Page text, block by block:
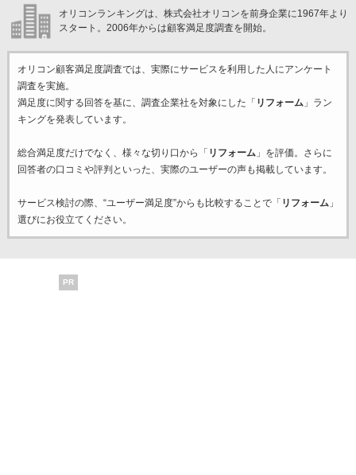
オリコンランキングは、株式会社オリコンを前身企業に1967年より
スタート。2006年からは顧客満足度調査を開始。
オリコン顧客満足度調査では、実際にサービスを利用した 人にアンケート
調査を実施。
満足度に関する回答を基に、調査企業社を対象にした「 リフォーム」ラン
キングを発表しています。
総合満足度だけでなく、様々な切り口から「 リフォーム」を評価。さらに
回答者の口コミや評判といった、実際のユーザーの声も掲載しています。
サービス検討の際、“ユーザー満足度”からも比較することで「 リフォーム」
選びにお役立てください。
PR